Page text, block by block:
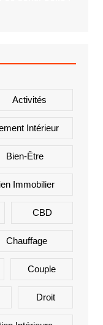
Activités
Intérieur
Bien-Être
Immobilier
CBD
Chauffage
Couple
Droit